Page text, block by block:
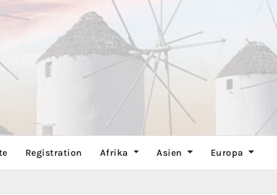
Registration Afrika Asien Europa